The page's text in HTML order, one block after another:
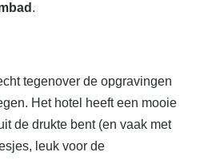
.
tegenover de opgravingen
Het hotel heeft een mooie
de drukte bent (en vaak met
leuk voor de